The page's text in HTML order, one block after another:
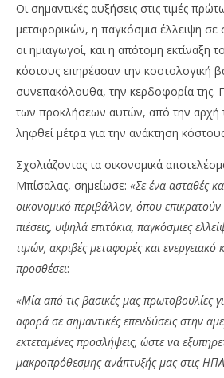
Οι σημαντικές αυξήσεις στις τιμές
μεταφορικών, η παγκόσμια έλλειψη σε
οι ημιαγωγοί, και η απότομη εκτίναξη
κόστους επηρέασαν την κοστολογική
συνεπακόλουθα, την κερδοφορία της.
των προκλήσεων αυτών, από την αρχή
ληφθεί μέτρα για την ανάκτηση
Σχολιάζοντας τα οικονομικά
Μπίσαλας, σημείωσε: «Σε ένα ασταθές
οικονομικό περιβάλλον, όπου επικρατούν
πιέσεις, υψηλά επιτόκια, παγκόσμιες
τιμών, ακριβές μεταφορές και ενεργειακό
προσθέσει:
«Μία από τις βασικές μας πρωτοβουλίες
αφορά σε σημαντικές επενδύσεις στην
εκτεταμένες προσλήψεις, ώστε να
μακροπρόθεσμης ανάπτυξής μας στις